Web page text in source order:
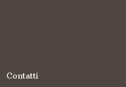
Contatti